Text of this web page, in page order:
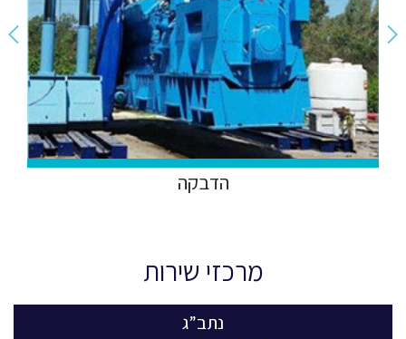
הדבקה
מרכזי שירות
נתב”ג